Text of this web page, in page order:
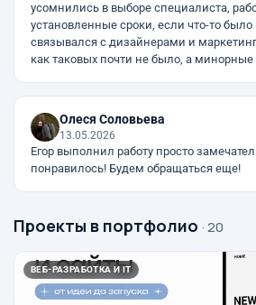
усомнились в выборе специалиста,
установленные сроки, если что-то
связывался с дизайнерами и
как таковых почти не было, а
Олеся Соловьева
13.05.2026
Егор выполнил работу просто
понравилось! Будем обращаться еще!
Проекты в портфолио · 20
ВЕБ-РАЗРАБОТКА И IT